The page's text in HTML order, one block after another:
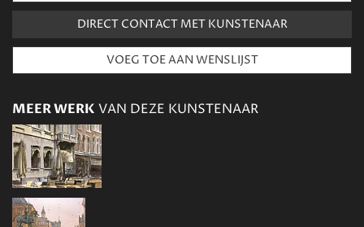
DIRECT CONTACT MET KUNSTENAAR
MEER WERK VAN DEZE KUNSTENAAR